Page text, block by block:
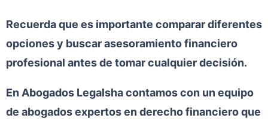
Recuerda que es importante comparar diferentes
opciones y buscar asesoramiento financiero
profesional antes de tomar cualquier decisión.
En Abogados Legalsha contamos con un equipo
de abogados expertos en derecho financiero que